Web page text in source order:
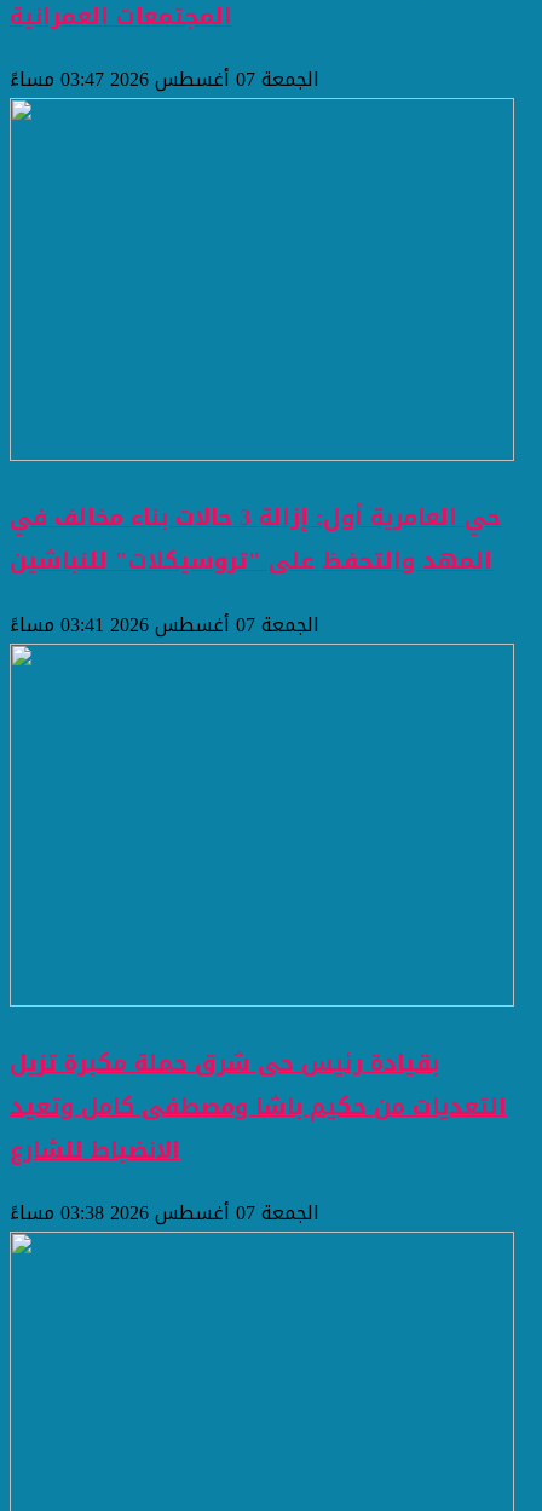
المجتمعات العمرانية
الجمعة 07 أغسطس 2026 03:47 مساءً
حي العامرية أول: إزالة 3 حالات بناء مخالف في
المهد والتحفظ على "تروسيكلات" للنباشين
الجمعة 07 أغسطس 2026 03:41 مساءً
بقيادة رئيس حى شرق حملة مكبرة تزيل
التعديات من حكيم باشا ومصطفى كامل وتعيد
الانضباط للشارع
الجمعة 07 أغسطس 2026 03:38 مساءً